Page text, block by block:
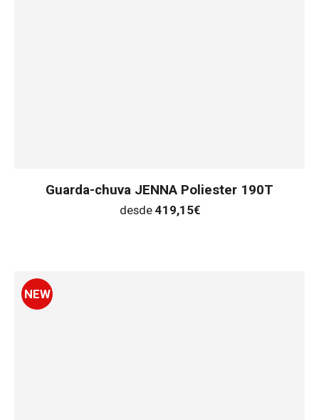
Guarda-chuva JENNA Poliester 190T
desde 419,15€
NEW